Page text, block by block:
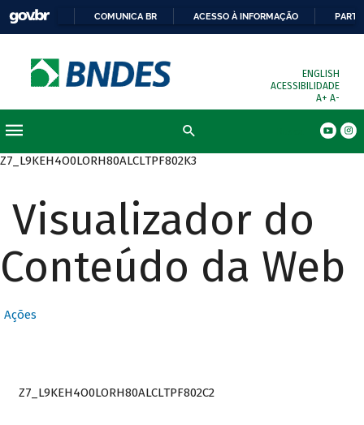
COMUNICA BR ACESSO À INFORMAÇÃO
ENGLISH
ACESSIBILIDADE
A+ A-
Z7_L9KEH4O0LORH80ALCLTPF802K3
Visualizador do
Conteúdo da Web
Ações
Z7_L9KEH4O0LORH80ALCLTPF802C2